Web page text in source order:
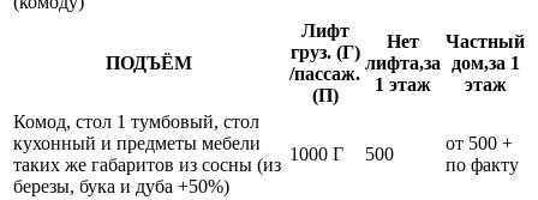
ПОДЪЁМ
Лифт
груз. (Г)
/пассаж.
(П)
Нет
лифта,за
1 этаж
Частный
дом,за 1
этаж
Комод, стол 1 тумбовый, стол
кухонный и предметы мебели
таких же габаритов из сосны (из
березы, бука и дуба +50%)
1000 Г 500
от 500 +
по факту